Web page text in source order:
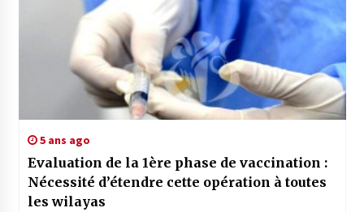
5 ans ago
Evaluation de la 1ère phase de vaccination :
Nécessité d’étendre cette opération à toutes
les wilayas